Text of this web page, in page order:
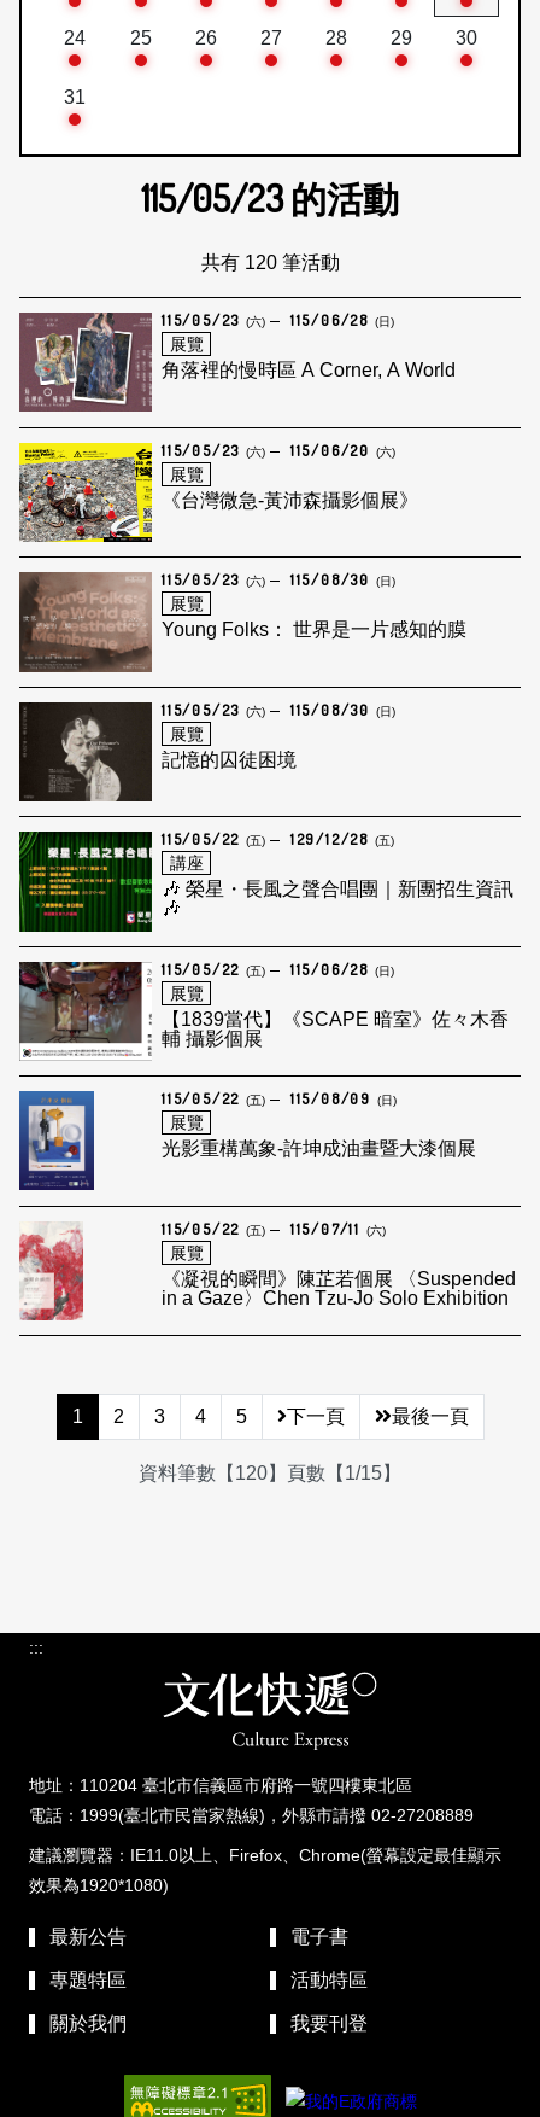
24 25 26 27 28 29 30
31
115/05/23的活動
共有 120 筆活動
115/05/23 (六) 115/06/28 (日)
展覽
角落裡的慢時區 A Corner, A World
115/05/23 (六) 115/06/20 (六)
展覽
《台灣微急-黃沛森攝影個展》
115/05/23 (六) 115/08/30 (日)
展覽
Young Folks： 世界是一片感知的膜
115/05/23 (六) 115/08/30 (日)
展覽
記憶的囚徒困境
115/05/22 (五) 129/12/28 (五)
講座
🎶 榮星・長風之聲合唱團｜新團招生資訊
🎶
115/05/22 (五) 115/06/28 (日)
展覽
【1839當代】《SCAPE 暗室》佐々木香
輔 攝影個展
115/05/22 (五) 115/08/09 (日)
展覽
光影重構萬象-許坤成油畫暨大漆個展
115/05/22 (五) 115/07/11 (六)
展覽
《凝視的瞬間》陳芷若個展 〈Suspended
in a Gaze〉Chen Tzu-Jo Solo Exhibition
1 2 3 4 5 下一頁 最後一頁
資料筆數【120】頁數【1/15】
:::
地址：110204 臺北市信義區市府路一號四樓東北區
電話：1999(臺北市民當家熱線)，外縣市請撥 02-27208889
建議瀏覽器：IE11.0以上、Firefox、Chrome(螢幕設定最佳顯示
效果為1920*1080)
最新公告 電子書
專題特區 活動特區
關於我們 我要刊登